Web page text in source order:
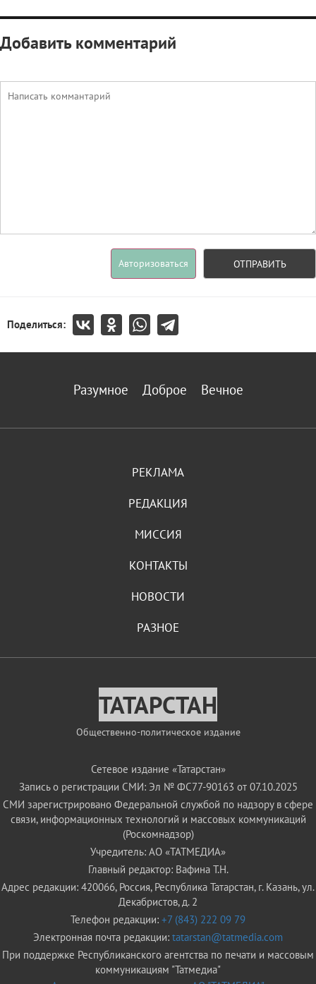
Добавить комментарий
Авторизоваться ОТПРАВИТЬ
Поделиться:
Разумное Доброе Вечное
РЕКЛАМА
РЕДАКЦИЯ
МИССИЯ
КОНТАКТЫ
НОВОСТИ
РАЗНОЕ
ТАТАРСТАН
Общественно-политическое издание
Сетевое издание «Татарстан»
Запись о регистрации СМИ: Эл № ФС77-90163 от 07.10.2025
СМИ зарегистрировано Федеральной службой по надзору в сфере
связи, информационных технологий и массовых коммуникаций
(Роскомнадзор)
Учредитель: АО «ТАТМЕДИА»
Главный редактор: Вафина Т.Н.
Адрес редакции: 420066, Россия, Республика Татарстан, г. Казань, ул.
Декабристов, д. 2
Телефон редакции: +7 (843) 222 09 79
Электронная почта редакции: tatarstan@tatmedia.com
При поддержке Республиканского агентства по печати и массовым
коммуникациям "Татмедиа"